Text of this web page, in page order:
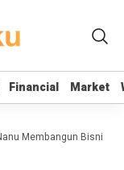
Financial Market
Financial Market
Membangun Bisnis